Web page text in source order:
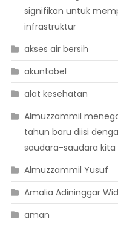
signifikan untuk
infrastruktur
akses air bersih
akuntabel
alat kesehatan
Almuzzammil
tahun baru diisi
saudara-saudara
Almuzzammil Yusuf
Amalia Adininggar
aman